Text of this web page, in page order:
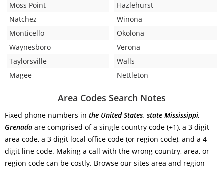
Moss Point
Natchez
Monticello
Waynesboro
Taylorsville
Magee
Hazlehurst
Winona
Okolona
Verona
Walls
Nettleton
Area Codes Search Notes
Fixed phone numbers in the United States, state Mississippi,
Grenada are comprised of a single country code (+1), a 3 digit
area code, a 3 digit local office code (or region code), and a 4
digit line code. Making a call with the wrong country, area, or
region code can be costly. Browse our sites area and region